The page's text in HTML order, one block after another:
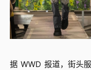
据 WWD 报道，街头